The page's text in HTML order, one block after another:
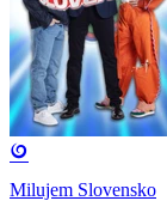
Milujem Slovensko